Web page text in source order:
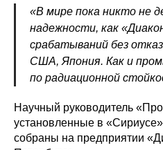
«В мире пока никто не
надежности, как
срабатываний без
США, Япония. Как и
по радиационной
Научный руководитель
установленные в
собраны на предприятии